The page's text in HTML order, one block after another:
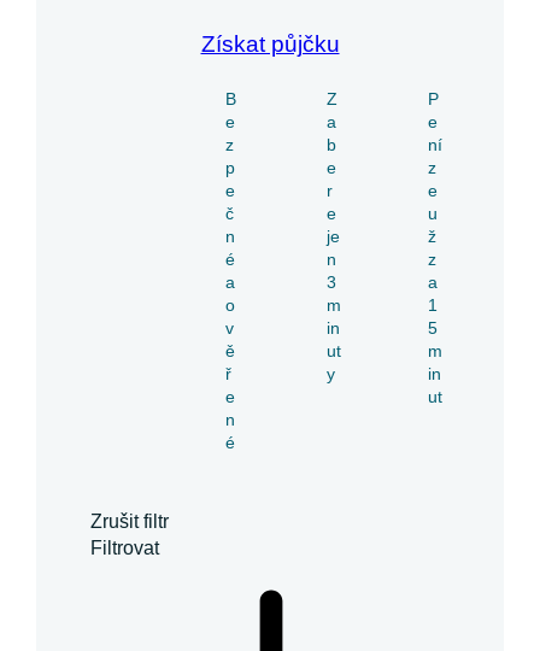
Získat půjčku
B
e
z
p
e
č
n
é
a
o
v
ě
ř
e
n
é
Z
a
b
e
r
e
je
n
3
m
in
ut
y
P
e
ní
z
e
u
ž
z
a
1
5
m
in
ut
Zrušit filtr
Filtrovat